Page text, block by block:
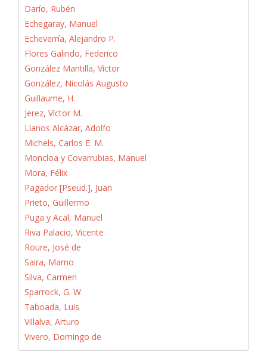
Darío, Rubén
Echegaray, Manuel
Echeverría, Alejandro P.
Flores Galindo, Federico
González Mantilla, Víctor
González, Nicolás Augusto
Guillaume, H.
Jerez, Víctor M.
Llanos Alcázar, Adolfo
Michels, Carlos E. M.
Moncloa y Covarrubias, Manuel
Mora, Félix
Pagador [Pseud.], Juan
Prieto, Guillermo
Puga y Acal, Manuel
Riva Palacio, Vicente
Roure, José de
Saira, Marno
Silva, Carmen
Sparrock, G. W.
Taboada, Luis
Villalva, Arturo
Vivero, Domingo de